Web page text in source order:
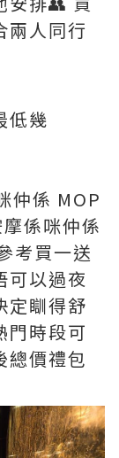
兩人同行
低幾
仲係 MOP
係咪仲係
考買一送
可以過夜
定瞓得舒
門時段可
總價禮包